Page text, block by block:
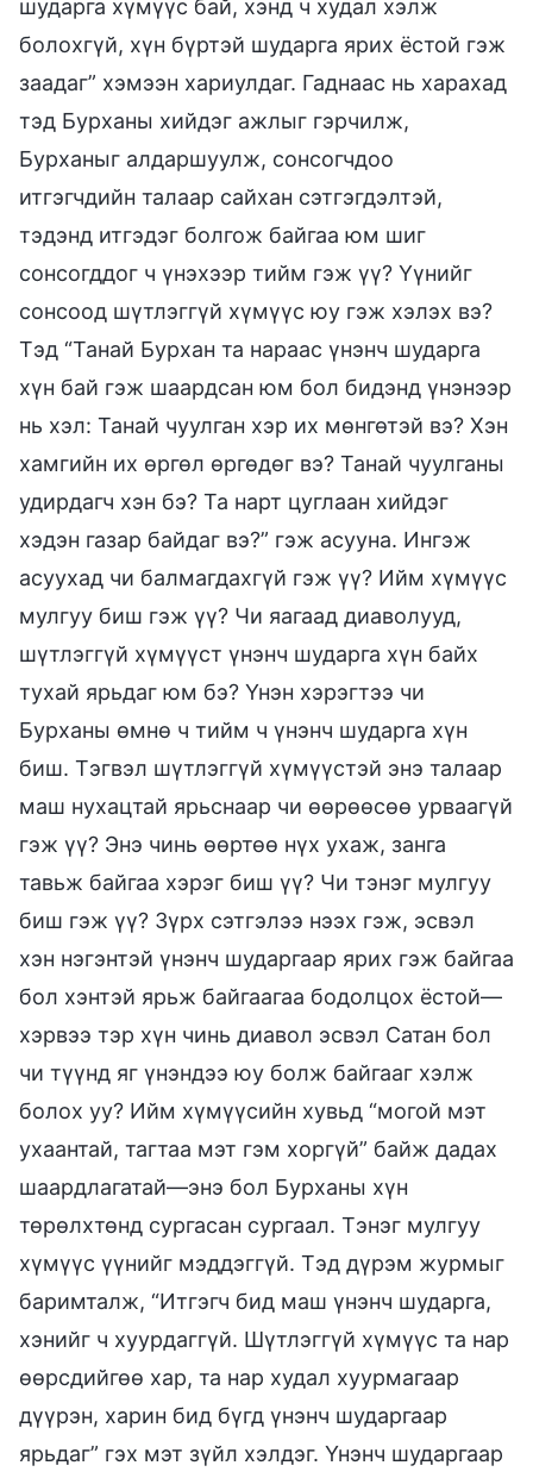
шударга хүмүүс бай, хэнд ч худал хэлж
болохгүй, хүн бүртэй шударга ярих ёстой гэж
заадаг” хэмээн хариулдаг. Гаднаас нь харахад
тэд Бурханы хийдэг ажлыг гэрчилж,
Бурханыг алдаршуулж, сонсогчдоо
итгэгчдийн талаар сайхан сэтгэгдэлтэй,
тэдэнд итгэдэг болгож байгаа юм шиг
сонсогддог ч үнэхээр тийм гэж үү? Үүнийг
сонсоод шүтлэггүй хүмүүс юу гэж хэлэх вэ?
Тэд “Танай Бурхан та нараас үнэнч шударга
хүн бай гэж шаардсан юм бол бидэнд үнэнээр
нь хэл: Танай чуулган хэр их мөнгөтэй вэ? Хэн
хамгийн их өргөл өргөдөг вэ? Танай чуулганы
удирдагч хэн бэ? Та нарт цуглаан хийдэг
хэдэн газар байдаг вэ?” гэж асууна. Ингэж
асуухад чи балмагдахгүй гэж үү? Ийм хүмүүс
мулгуу биш гэж үү? Чи яагаад диаволууд,
шүтлэггүй хүмүүст үнэнч шударга хүн байх
тухай ярьдаг юм бэ? Үнэн хэрэгтээ чи
Бурханы өмнө ч тийм ч үнэнч шударга хүн
биш. Тэгвэл шүтлэггүй хүмүүстэй энэ талаар
маш нухацтай ярьснаар чи өөрөөсөө урваагүй
гэж үү? Энэ чинь өөртөө нүх ухаж, занга
тавьж байгаа хэрэг биш үү? Чи тэнэг мулгуу
биш гэж үү? Зүрх сэтгэлээ нээх гэж, эсвэл
хэн нэгэнтэй үнэнч шударгаар ярих гэж байгаа
бол хэнтэй ярьж байгаагаа бодолцох ёстой—
хэрвээ тэр хүн чинь диавол эсвэл Сатан бол
чи түүнд яг үнэндээ юу болж байгааг хэлж
болох уу? Ийм хүмүүсийн хувьд “могой мэт
ухаантай, тагтаа мэт гэм хоргүй” байж дадах
шаардлагатай—энэ бол Бурханы хүн
төрөлхтөнд сургасан сургаал. Тэнэг мулгуу
хүмүүс үүнийг мэддэггүй. Тэд дүрэм журмыг
баримталж, “Итгэгч бид маш үнэнч шударга,
хэнийг ч хуурдаггүй. Шүтлэггүй хүмүүс та нар
өөрсдийгөө хар, та нар худал хуурмагаар
дүүрэн, харин бид бүгд үнэнч шударгаар
ярьдаг” гэх мэт зүйл хэлдэг. Үнэнч шударгаар